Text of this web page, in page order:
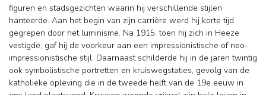
figuren en stadsgezichten waarin hij verschillende stijlen
hanteerde. Aan het begin van zijn carrière werd hij korte tijd
gegrepen door het luminisme. Na 1915, toen hij zich in Heeze
vestigde, gaf hij de voorkeur aan een impressionistische of neo-
impressionistische stijl. Daarnaast schilderde hij in de jaren twintig
ook symbolistische portretten en kruiswegstaties, gevolg van de
katholieke opleving die in de tweede helft van de 19e eeuw in